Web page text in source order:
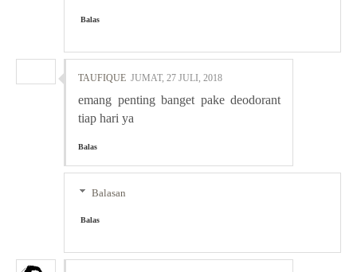
Balas
TAUFIQUE JUMAT, 27 JULI, 2018
emang penting banget pake deodorant
tiap hari ya
Balas
Balasan
Balas